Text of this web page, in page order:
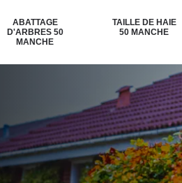
ABATTAGE
D'ARBRES 50
MANCHE
TAILLE DE HAIE
50 MANCHE